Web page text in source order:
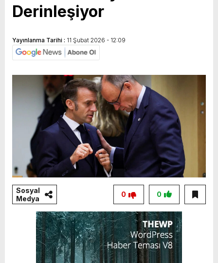
Derinleşiyor
Yayınlanma Tarihi : 11 Şubat 2026 - 12:09
Sosyal
Medya
0
0